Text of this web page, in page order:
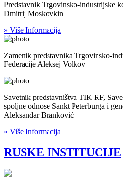
Predstavnik Trgovinsko-industrijske
Dmitrij Moskovkin
» Više Informacija
Zamenik predstavnika Trgovinsko-
Federacije Aleksej Volkov
Savetnik predstavništva TIK RF,
spoljne odnose Sankt Peterburga i
Aleksandar Branković
» Više Informacija
RUSKE INSTITUCIJE